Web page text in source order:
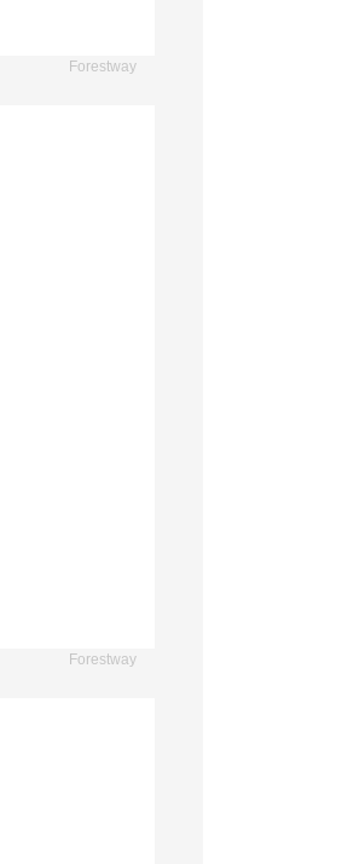
Forestway
Forestway